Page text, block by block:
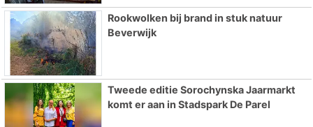
Rookwolken bij brand in stuk natuur
Beverwijk
Tweede editie Sorochynska Jaarmarkt
komt er aan in Stadspark De Parel